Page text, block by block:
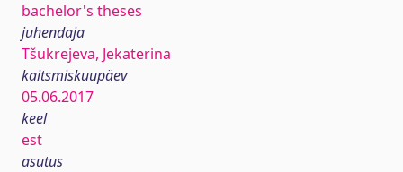
bachelor's theses
juhendaja
Tšukrejeva, Jekaterina
kaitsmiskuupäev
05.06.2017
keel
est
asutus